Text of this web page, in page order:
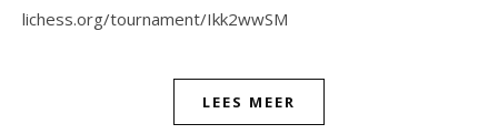
lichess.org/tournament/Ikk2wwSM
LEES MEER